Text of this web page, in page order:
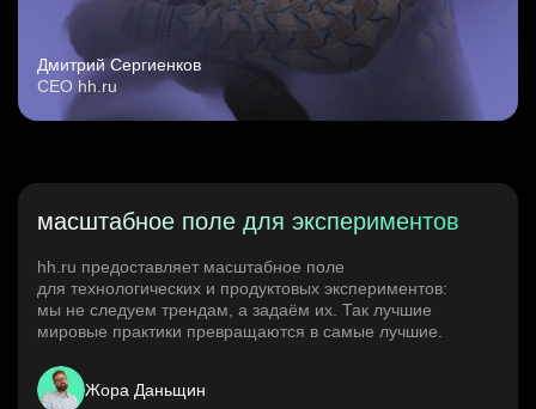
Дмитрий Сергиенков
CEO hh.ru
масштабное поле для экспериментов
hh.ru предоставляет масштабное поле
для технологических и продуктовых экспериментов:
мы не следуем трендам, а задаём их. Так лучшие
мировые практики превращаются в самые лучшие.
Жора Даньщин